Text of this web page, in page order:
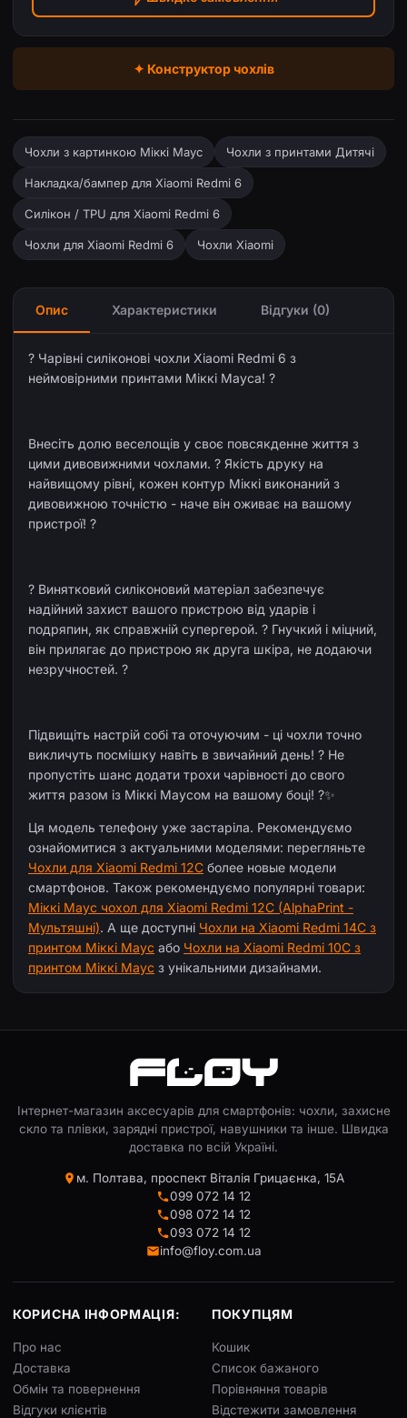
✦ Конструктор чохлів
Чохли з картинкою Міккі Маус Чохли з принтами Дитячі
Накладка/бампер для Xiaomi Redmi 6
Силікон / TPU для Xiaomi Redmi 6
Чохли для Xiaomi Redmi 6 Чохли Xiaomi
Опис Характеристики Відгуки (0)
? Чарівні силіконові чохли Xiaomi Redmi 6 з
неймовірними принтами Міккі Мауса! ?
Внесіть долю веселощів у своє повсякденне життя з
цими дивовижними чохлами. ? Якість друку на
найвищому рівні, кожен контур Міккі виконаний з
дивовижною точністю - наче він оживає на вашому
пристрої! ?️
?️ Винятковий силіконовий матеріал забезпечує
надійний захист вашого пристрою від ударів і
подряпин, як справжній супергерой. ? Гнучкий і міцний,
він прилягає до пристрою як друга шкіра, не додаючи
незручностей. ?
Підвищіть настрій собі та оточуючим - ці чохли точно
викличуть посмішку навіть в звичайний день! ? Не
пропустіть шанс додати трохи чарівності до свого
життя разом із Міккі Маусом на вашому боці! ?✨
Ця модель телефону уже застаріла. Рекомендуємо
ознайомитися з актуальними моделями: перегляньте
Чохли для Xiaomi Redmi 12C более новые модели
смартфонов. Також рекомендуємо популярні товари:
Міккі Маус чохол для Xiaomi Redmi 12C (AlphaPrint -
Мультяшні). А ще доступні Чохли на Xiaomi Redmi 14C з
принтом Міккі Маус або Чохли на Xiaomi Redmi 10C з
принтом Міккі Маус з унікальними дизайнами.
Інтернет-магазин аксесуарів для смартфонів: чохли, захисне
скло та плівки, зарядні пристрої, навушники та інше. Швидка
доставка по всій Україні.
м. Полтава, проспект Віталія Грицаєнка, 15А
099 072 14 12
098 072 14 12
093 072 14 12
info@floy.com.ua
КОРИСНА ІНФОРМАЦІЯ:
Про нас
Доставка
Обмін та повернення
Відгуки клієнтів
ПОКУПЦЯМ
Кошик
Список бажаного
Порівняння товарів
Відстежити замовлення